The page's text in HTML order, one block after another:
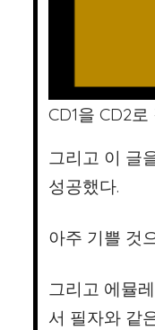
CD1을 CD2
그리고 이 글
성공했다.
아주 기쁠 것
그리고 에뮬
서 필자와 같